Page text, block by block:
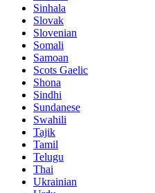
Sinhala
Slovak
Slovenian
Somali
Samoan
Scots Gaelic
Shona
Sindhi
Sundanese
Swahili
Tajik
Tamil
Telugu
Thai
Ukrainian